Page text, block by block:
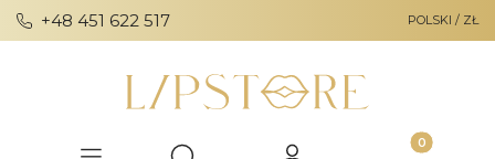
+48 451 622 517 POLSKI / ZŁ
Otwórz wyszukiwarkę Produkty w